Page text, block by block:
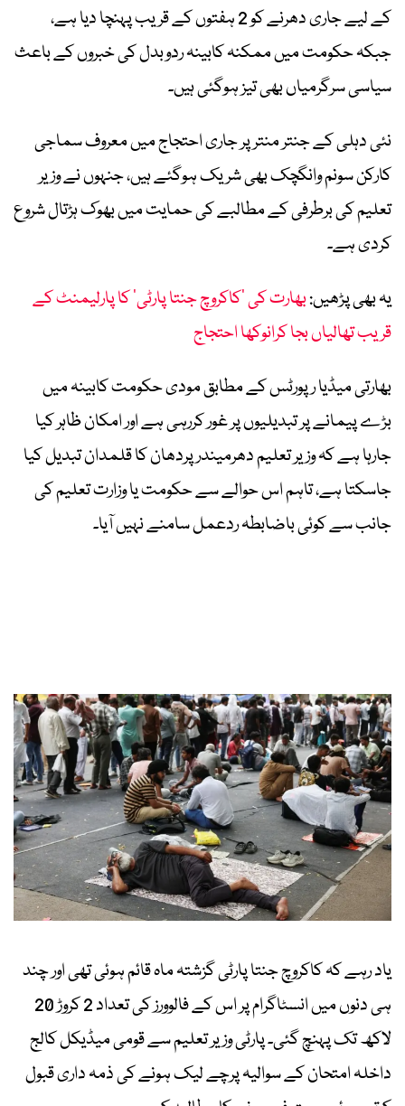
کے لیے جاری دھرنے کو 2 ہفتوں کے قریب پہنچا دیا ہے،
جبکہ حکومت میں ممکنہ کابینہ ردوبدل کی خبروں کے باعث
سیاسی سرگرمیاں بھی تیز ہوگئی ہیں۔
نئی دہلی کے جنتر منتر پر جاری احتجاج میں معروف سماجی
کارکن سونم وانگچک بھی شریک ہوگئے ہیں، جنہوں نے وزیر
تعلیم کی برطرفی کے مطالبے کی حمایت میں بھوک ہڑتال شروع
کردی ہے۔
یہ بھی پڑھیں:بھارت کی ’کاکروچ جنتا پارٹی‘ کا پارلیمنٹ کے
قریب تھالیاں بجا کرانوکھا احتجاج
بھارتی میڈیا رپورٹس کے مطابق مودی حکومت کابینہ میں
بڑے پیمانے پر تبدیلیوں پر غور کررہی ہے اور امکان ظاہر کیا
جارہا ہے کہ وزیر تعلیم دھرمیندر پردھان کا قلمدان تبدیل کیا
جاسکتا ہے، تاہم اس حوالے سے حکومت یا وزارت تعلیم کی
جانب سے کوئی باضابطہ ردعمل سامنے نہیں آیا۔
یاد رہے کہ کاکروچ جنتا پارٹی گزشتہ ماہ قائم ہوئی تھی اور چند
ہی دنوں میں انسٹاگرام پر اس کے فالوورز کی تعداد 2 کروڑ 20
لاکھ تک پہنچ گئی۔ پارٹی وزیر تعلیم سے قومی میڈیکل کالج
داخلہ امتحان کے سوالیہ پرچے لیک ہونے کی ذمہ داری قبول